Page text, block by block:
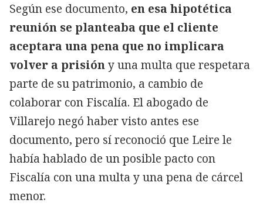
Según ese documento, en esa hipotética
reunión se planteaba que el cliente
aceptara una pena que no implicara
volver a prisióny una multa que respetara
parte de su patrimonio, a cambio de
colaborar con Fiscalía. El abogado de
Villarejo negó haber visto antes ese
documento, pero sí reconoció que Leire le
había hablado de un posible pacto con
Fiscalía con una multa y una pena de cárcel
menor.